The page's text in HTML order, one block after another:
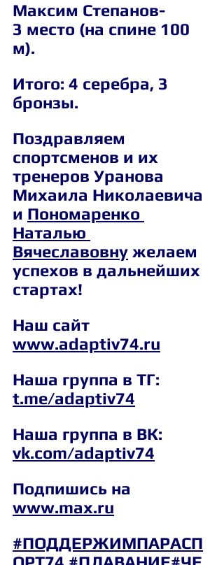
Максим Степанов-
3 место (на спине 100
м).
Итого: 4 серебра, 3
бронзы.
Поздравляем
спортсменов и их
тренеров Уранова
Михаила Николаевича
и Пономаренко
Наталью
Вячеславовну желаем
успехов в дальнейших
стартах!
Наш сайт
www.adaptiv74.ru
Наша группа в ТГ:
t.me/adaptiv74
Наша группа в ВК:
vk.com/adaptiv74
Подпишись на
www.max.ru
#ПОДДЕРЖИМПАРАСП